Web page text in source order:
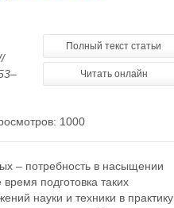
Полный текст статьи
Читать онлайн
1000
– потребность в насыщении
подготовка таких
науки и техники в практику